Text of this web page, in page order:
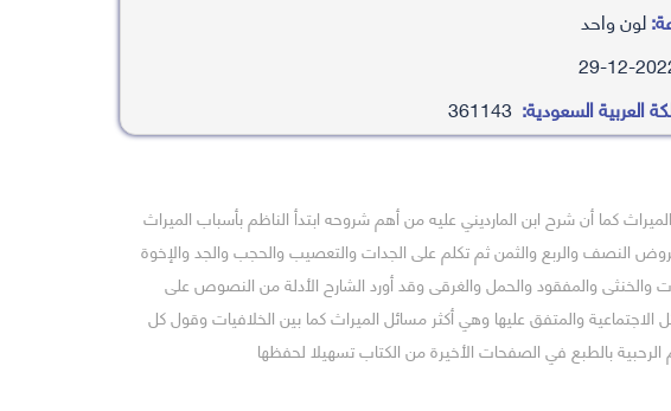
لون واحد
العربية السعودية:
كما أن شرح ابن المارديني عليه من أهم شروحه ابتدأ الناظم بأسباب الميراث
النصف والربع والثمن ثم تكلم على الجدات والتعصيب والحجب والجد والإخوة
والخنثى والمفقود والحمل والغرقى وقد أورد الشارح الأدلة من النصوص على
الاجتماعية والمتفق عليها وهي أكثر مسائل الميراث كما بين الخلافيات وقول كل
بالطبع في الصفحات الأخيرة من الكتاب تسهيلا لحفظها